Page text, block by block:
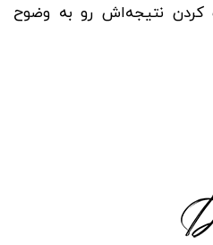
نتیجه‌اش رو به وضوح